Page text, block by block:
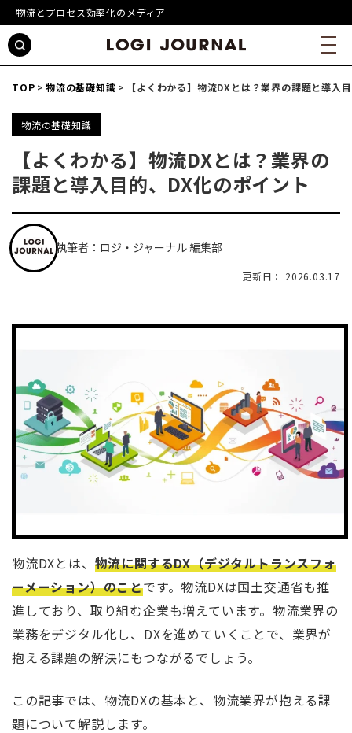
物流とプロセス効率化のメディア
TOP 物流の基礎知識 【よくわかる】物流DXとは？業界の課題と導入
物流の基礎知識
【よくわかる】物流DXとは？業界の
課題と導入目的、DX化のポイント
執筆者：ロジ・ジャーナル 編集部
更新日： 2026.03.17
物流DXとは、 物流に関するDX（デジタルトランスフォ
ーメーション）のことです。物流DXは国土交通省も推
進しており、取り組む企業も増えています。物流業界の
業務をデジタル化し、DXを進めていくことで、業界が
抱える課題の解決にもつながるでしょう。
この記事では、物流DXの基本と、物流業界が抱える課
題について解説します。